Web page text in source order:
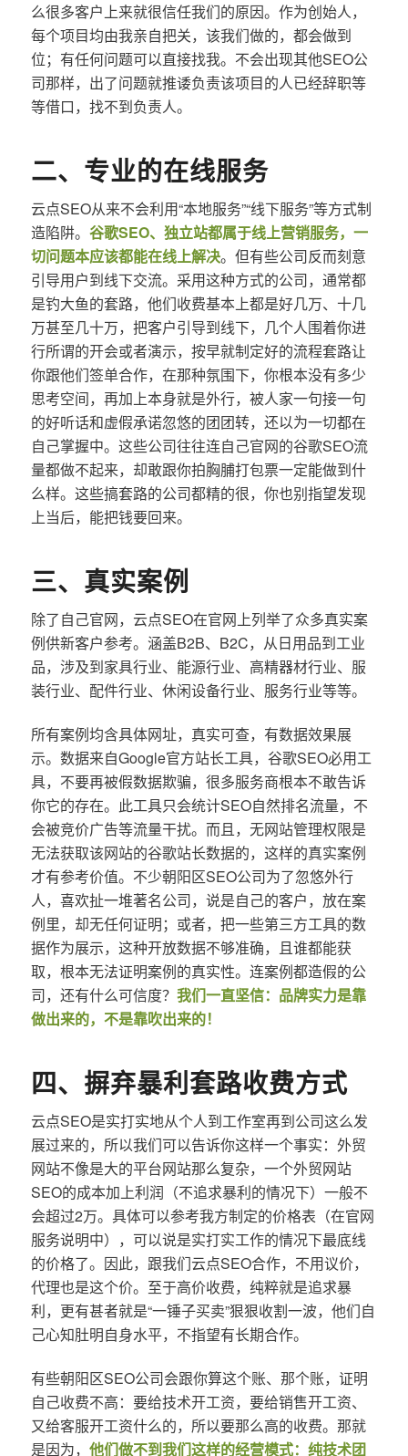
么很多客户上来就很信任我们的原因。作为创始人，
每个项目均由我亲自把关，该我们做的，都会做到
位；有任何问题可以直接找我。不会出现其他SEO公
司那样，出了问题就推诿负责该项目的人已经辞职等
等借口，找不到负责人。
二、专业的在线服务
云点SEO从来不会利用“本地服务”“线下服务”等方式制
造陷阱。 谷歌SEO、独立站都属于线上营销服务，一
切问题本应该都能在线上解决。但有些公司反而刻意
引导用户到线下交流。采用这种方式的公司，通常都
是钓大鱼的套路，他们收费基本上都是好几万、十几
万甚至几十万，把客户引导到线下，几个人围着你进
行所谓的开会或者演示，按早就制定好的流程套路让
你跟他们签单合作，在那种氛围下，你根本没有多少
思考空间，再加上本身就是外行，被人家一句接一句
的好听话和虚假承诺忽悠的团团转，还以为一切都在
自己掌握中。这些公司往往连自己官网的谷歌SEO流
量都做不起来，却敢跟你拍胸脯打包票一定能做到什
么样。这些搞套路的公司都精的很，你也别指望发现
上当后，能把钱要回来。
三、真实案例
除了自己官网，云点SEO在官网上列举了众多真实案
例供新客户参考。涵盖B2B、B2C，从日用品到工业
品，涉及到家具行业、能源行业、高精器材行业、服
装行业、配件行业、休闲设备行业、服务行业等等。
所有案例均含具体网址，真实可查，有数据效果展
示。数据来自Google官方站长工具，谷歌SEO必用工
具，不要再被假数据欺骗，很多服务商根本不敢告诉
你它的存在。此工具只会统计SEO自然排名流量，不
会被竞价广告等流量干扰。而且，无网站管理权限是
无法获取该网站的谷歌站长数据的，这样的真实案例
才有参考价值。不少朝阳区SEO公司为了忽悠外行
人，喜欢扯一堆著名公司，说是自己的客户，放在案
例里，却无任何证明；或者，把一些第三方工具的数
据作为展示，这种开放数据不够准确，且谁都能获
取，根本无法证明案例的真实性。连案例都造假的公
司，还有什么可信度？ 我们一直坚信：品牌实力是靠
做出来的，不是靠吹出来的！
四、摒弃暴利套路收费方式
云点SEO是实打实地从个人到工作室再到公司这么发
展过来的，所以我们可以告诉你这样一个事实：外贸
网站不像是大的平台网站那么复杂，一个外贸网站
SEO的成本加上利润（不追求暴利的情况下）一般不
会超过2万。具体可以参考我方制定的价格表（在官网
服务说明中），可以说是实打实工作的情况下最底线
的价格了。因此，跟我们云点SEO合作，不用议价，
代理也是这个价。至于高价收费，纯粹就是追求暴
利，更有甚者就是“一锤子买卖”狠狠收割一波，他们自
己心知肚明自身水平，不指望有长期合作。
有些朝阳区SEO公司会跟你算这个账、那个账，证明
自己收费不高：要给技术开工资，要给销售开工资、
又给客服开工资什么的，所以要那么高的收费。那就
是因为， 他们做不到我们这样的经营模式：纯技术团